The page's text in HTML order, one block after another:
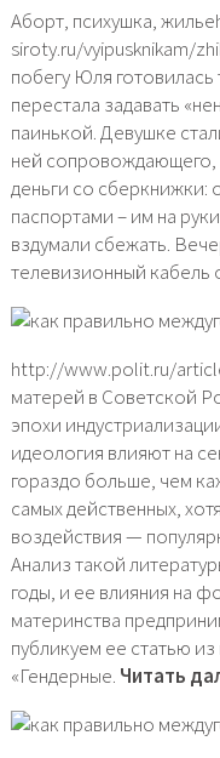
Аборт, психушка,
siroty.ru/vyipusknikam/
побегу Юля
перестала задавать
паинькой. Девушке
ней сопровождающего,
деньги со сберкнижки:
паспортами – им на
вздумали сбежать.
телевизионный кабель
http://www.polit.ru/
матерей в Советской
эпохи
идеология влияют на
гораздо больше, чем
самых действенных,
воздействия —
Анализ такой
годы, и ее влияния на
материнства
публикуем ее статью
«Гендерные. Читать